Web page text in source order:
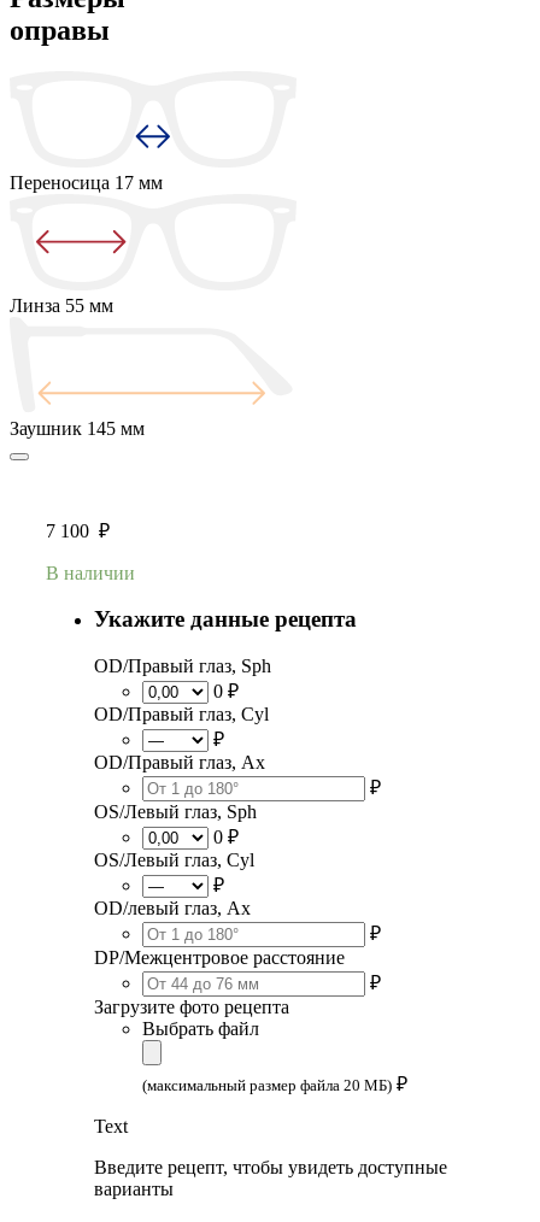
оправы
Переносица 17 мм
Линза 55 мм
Заушник 145 мм
7 100 ₽
В наличии
Укажите данные рецепта
OD/Правый глаз, Sph
0 ₽
OD/Правый глаз, Cyl
₽
OD/Правый глаз, Ax
₽
OS/Левый глаз, Sph
0 ₽
OS/Левый глаз, Cyl
₽
OD/левый глаз, Ax
₽
DP/Межцентровое расстояние
₽
Загрузите фото рецепта
Выбрать файл
(максимальный размер файла 20 МБ) ₽
Text
Введите рецепт, чтобы увидеть доступные
варианты